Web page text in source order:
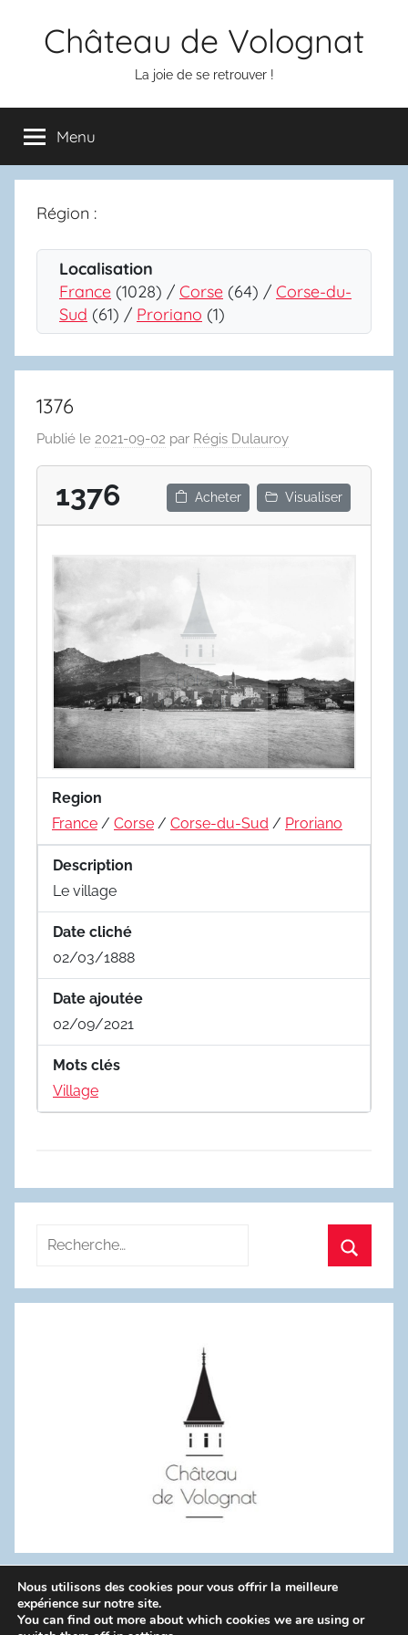
Château de Volognat
La joie de se retrouver !
Menu
Région :
Localisation
France (1028) / Corse (64) / Corse-du-
Sud (61) / Proriano (1)
1376
Publié le 2021-09-02 par Régis Dulauroy
1376 Acheter Visualiser
Region
France / Corse / Corse-du-Sud / Proriano
Description
Le village
Date cliché
02/03/1888
Date ajoutée
02/09/2021
Mots clés
Village
Recherche
:
WordPress Theme: Donovan by ThemeZee.
Nous utilisons des cookies pour vous offrir la meilleure
expérience sur notre site.
You can find out more about which cookies we are using or